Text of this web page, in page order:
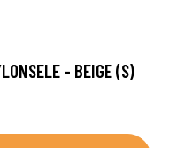
- BEIGE (S)